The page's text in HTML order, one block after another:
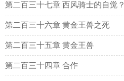
第二百三十七章 西风骑士的自觉？
第二百三十六章 黄金王兽之死
第二百三十五章 黄金王兽
第二百三十四章 合作